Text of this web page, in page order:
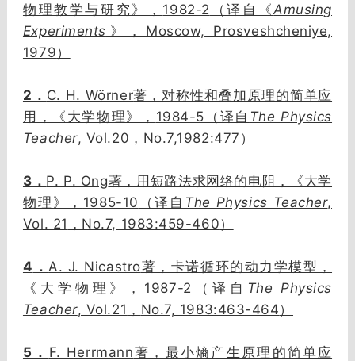
物理教学与研究》， 1982-2 （译自《Amusing
Experiments 》， Moscow, Prosveshcheniye,
1979）
2 ． C. H. Wörner著，对称性和叠加原理的简单应
用，《大学物理》， 1984-5 （译自 The Physics
Teacher, Vol.20 ， No.7,1982:477 ）
3 ． P. P. Ong著，用短路法求网络的电阻，《大学
物理》， 1985-10 （译自 The Physics Teacher,
Vol. 21 ， No.7, 1983:459-460）
4 ． A. J. Nicastro著，卡诺循环的动力学模型，
《大学物理》， 1987-2 （译自 The Physics
Teacher, Vol.21 ， No.7, 1983:463-464）
5 ． F. Herrmann著，最小熵产生原理的简单应